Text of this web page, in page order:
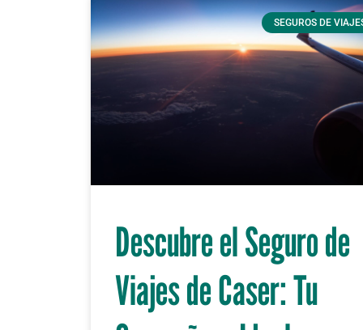
SEGUROS DE
Descubre el Seguro de
Viajes de Caser: Tu